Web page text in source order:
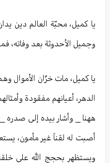
يا كميل، محبّة العالم دين
وجميل الأحدوثة بعد وفاته،
يا كميل، مات خزّان الأموال
الدهر، أعيانهم مفقودة
ههنا _ وأشار بيده إلى صدره
أصبت له لقناً غير مأمون،
ويستظهر بحجج الله على